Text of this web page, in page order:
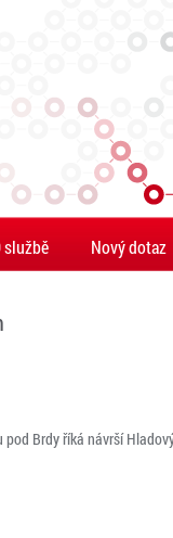
službě Nový dotaz
pod Brdy říká návrší